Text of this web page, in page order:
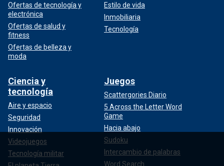
Ofertas de tecnología y
electrónica
Ofertas de salud y
fitness
Ofertas de belleza y
moda
Estilo de vida
Inmobiliaria
Tecnología
Ciencia y
tecnología
Aire y espacio
Seguridad
Innovación
Videojuegos
Tecnología militar
Juegos
Scattergories Diario
5 Across the Letter Word
Game
Hacia abajo
Sudoku
Intercambio de palabras
Word Search